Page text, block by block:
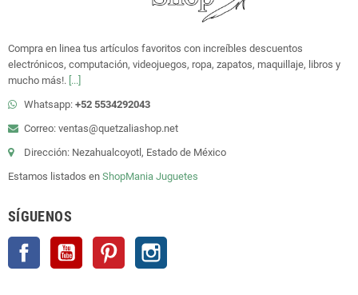
Compra en linea tus artículos favoritos con increíbles descuentos
electrónicos, computación, videojuegos, ropa, zapatos, maquillaje, libros y
mucho más!. [...]
Whatsapp: +52 5534292043
Correo: ventas@quetzaliashop.net
Dirección: Nezahualcoyotl, Estado de México
Estamos listados en ShopMania Juguetes
SÍGUENOS
Facebook YouTube Pinterest